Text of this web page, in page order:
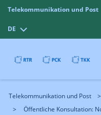
Telekommunikation und Post
DE
Telekommunikation und Post
Öffentliche Konsultation: